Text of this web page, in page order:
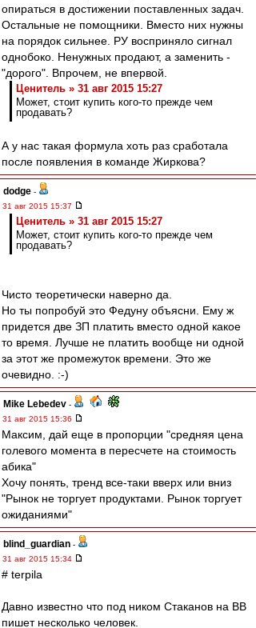
опираться в достижении поставленных задач.
Остальные не помощники. Вместо них нужны
на порядок сильнее. РУ восприняло сигнал
однобоко. Ненужных продают, а заменить -
"дорого". Впрочем, не впервой.
Ценитель » 31 авг 2015 15:27
Может, стоит купить кого-то прежде чем
продавать?
А у нас такая формула хоть раз сработала
после появления в команде Жиркова?
dodge -
31 авг 2015 15:37
Ценитель » 31 авг 2015 15:27
Может, стоит купить кого-то прежде чем
продавать?
Чисто теоретически наверно да.
Но ты попробуй это Федуну объясни. Ему ж
придется две ЗП платить вместо одной какое
то время. Лучше не платить вообще ни одной
за этот же промежуток времени. Это же
очевидно. :-)
Mike Lebedev -
31 авг 2015 15:36
Максим, дай еще в пропорции "средняя цена
голевого момента в пересчете на стоимость
абика"
Хочу понять, тренд все-таки вверх или вниз
"Рынок не торгует продуктами. Рынок торгует
ожиданиями"
blind_guardian -
31 авг 2015 15:34
# terpila
Давно известно что под ником Стаканов на ВВ
пишет несколько человек.